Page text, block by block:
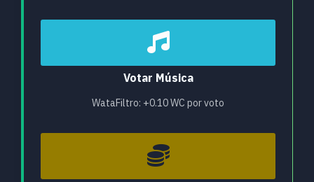
Votar Música
WataFiltro: +0.10 WC por voto